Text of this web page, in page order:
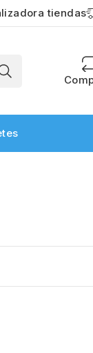
tiendas